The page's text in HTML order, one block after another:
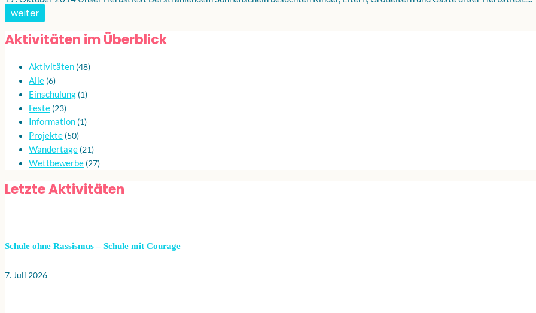
weiter
Aktivitäten im Überblick
Aktivitäten (48)
Alle (6)
Einschulung (1)
Feste (23)
Information (1)
Projekte (50)
Wandertage (21)
Wettbewerbe (27)
Letzte Aktivitäten
Schule ohne Rassismus – Schule mit Courage
7. Juli 2026